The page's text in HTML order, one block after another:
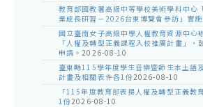
教育部國教署高級中等學校美術學科中心
業成長研習－2026台東博覽會參訪」實
國立臺南女子高級中學人權教育資源中心
「人權及轉型正義課程入校推廣計畫」，
申請。2026-08-10
臺東縣115學年度學生音樂暨師生本土語
計畫及相關表件各1份2026-08-10
「115年度教育部表揚人權及轉型正義教
1份2026-08-10